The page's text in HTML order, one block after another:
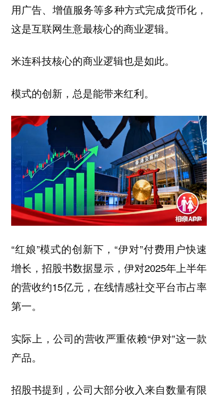
用广告、增值服务等多种方式完成货币化，
这是互联网生意最核心的商业逻辑。
米连科技核心的商业逻辑也是如此。
模式的创新，总是能带来红利。
“红娘”模式的创新下，“伊对”付费用户快速
增长，招股书数据显示，伊对2025年上半年
的营收约15亿元，在线情感社交平台市占率
第一。
实际上，公司的营收严重依赖“伊对”这一款
产品。
招股书提到，公司大部分收入来自数量有限